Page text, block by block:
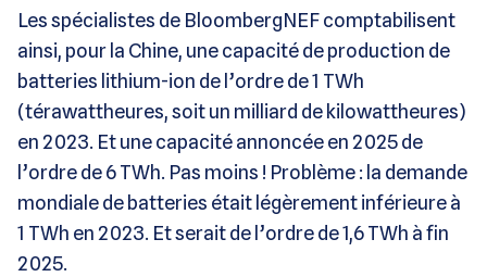
Les spécialistes de BloombergNEF comptabilisent
ainsi, pour la Chine, une capacité de production de
batteries lithium-ion de l’ordre de 1 TWh
(térawattheures, soit un milliard de kilowattheures)
en 2023. Et une capacité annoncée en 2025 de
l’ordre de 6 TWh. Pas moins ! Problème : la demande
mondiale de batteries était légèrement inférieure à
1 TWh en 2023. Et serait de l’ordre de 1,6 TWh à fin
2025.